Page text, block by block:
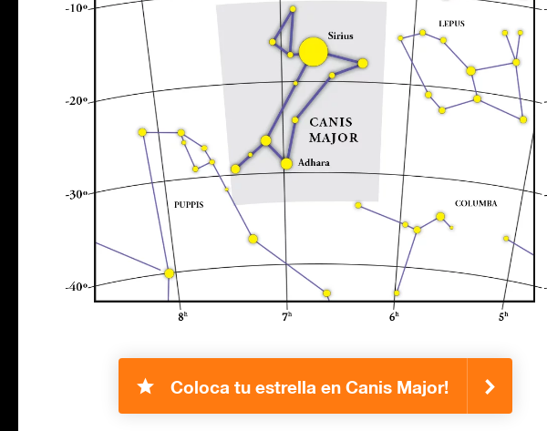
Coloca tu estrella en Canis Major!